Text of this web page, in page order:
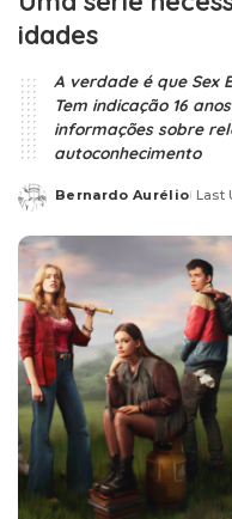
idades
A verdade é que Sex
Tem indicação 16
informações sobre
autoconhecimento
Posted
Bernardo Aurélio Last